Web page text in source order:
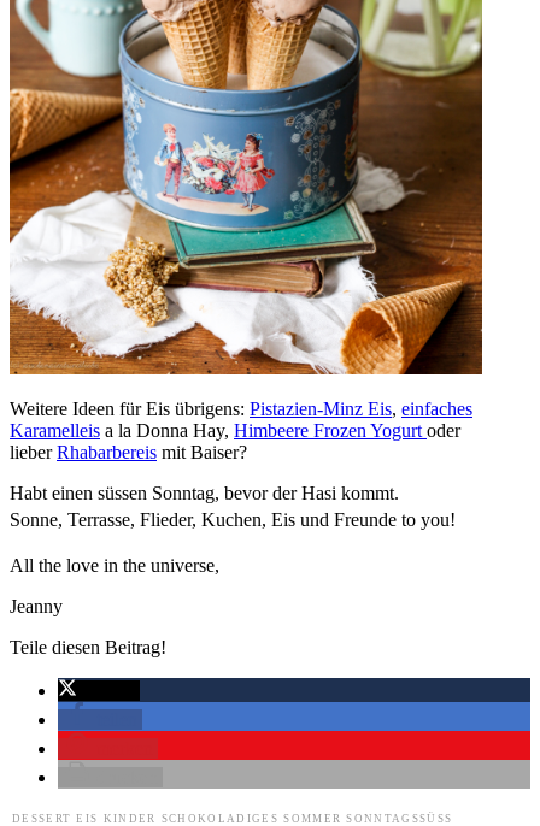
Weitere Ideen für Eis übrigens: Pistazien-Minz Eis, einfaches
Karamelleis a la Donna Hay, Himbeere Frozen Yogurt oder
lieberRhabarbereis mit Baiser?
Habt einen süssen Sonntag, bevor der Hasi kommt.
Sonne, Terrasse, Flieder, Kuchen, Eis und Freunde to you!
All the love in the universe,
Jeanny
Teile diesen Beitrag!
DESSERT EIS KINDER SCHOKOLADIGES SOMMER SONNTAGSSÜSS